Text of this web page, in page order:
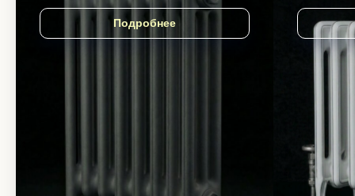
Подробнее